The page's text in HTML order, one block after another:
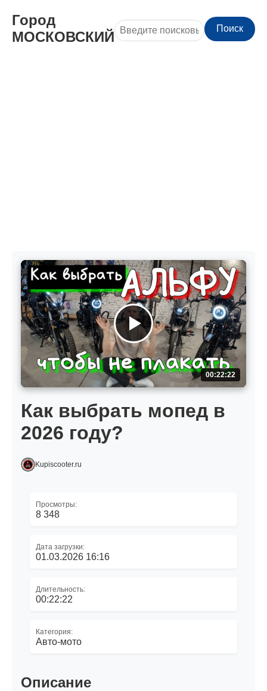
Город
МОСКОВСКИЙ
Поиск
00:22:22
Как выбрать мопед в
2026 году?
Kupiscooter.ru
Просмотры:
8 348
Дата загрузки:
01.03.2026 16:16
Длительность:
00:22:22
Категория:
Авто-мото
Описание